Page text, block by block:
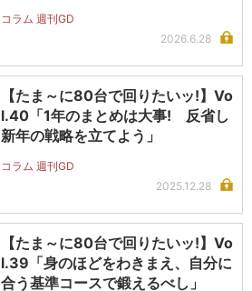
コラム 週刊GD
2026.6.28
【たま～に80台で回りたいッ!】Vo
l.40「1年のまとめは大事! 反省し
新年の戦略を立てよう」
コラム 週刊GD
2025.12.28
【たま～に80台で回りたいッ!】Vo
l.39「身のほどをわきまえ、自分に
合う基準コースで鍛えるべし」